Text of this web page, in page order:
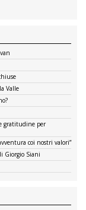
Valle
gratitudine per
coi nostri valori”
Giorgio Siani